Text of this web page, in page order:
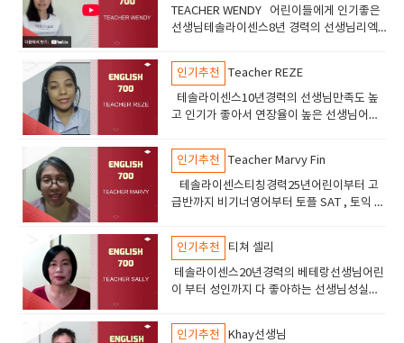
TEACHER WENDY 어린이들에게 인기좋은
선생님테솔라이센스8년 경력의 선생님리엑
에서 추천드립니다.
인기추천
Teacher REZE
테솔라이센스10년경력의 선생님만족도 높
고 인기가 좋아서 연장율이 높은 선생님어린
음
인기추천
Teacher Marvy Fin
테솔라이센스티칭경력25년어린이부터 고
급반까지 비기너영어부터 토플 SAT , 토익 오
도가 아주높음
인기추천
티쳐 셀리
테솔라이센스20년경력의 베테랑선생님어린
이 부터 성인까지 다 좋아하는 선생님성실의
분하게 공부할 어린이 성인들에게 추천
인기추천
Khay선생님